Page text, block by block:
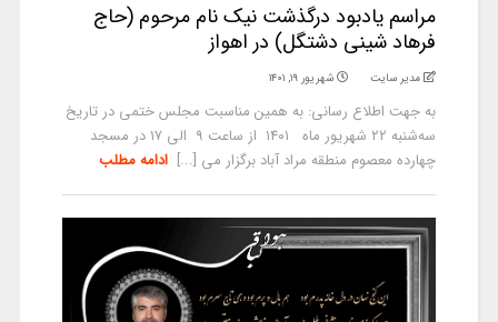
مراسم یادبود درگذشت نیک نام مرحوم (حاج
فرهاد شینی دشتگل) در اهواز
مدیر سایت شهریور ۱۹, ۱۴۰۱
به جهت اطلاع رسانی: به همین مناسبت مجلس ختمی در تاریخ
سه‌شنبه ۲۲ شهریور ماه ۱۴۰۱ از ساعت ۹ الی ۱۷ در مسجد
چهارده معصوم منطقه مراد آباد برگزار می‌ [...] ادامه مطلب